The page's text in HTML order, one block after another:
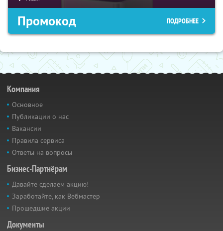
Промокод ПОДРОБНЕЕ
Компания
Основное
Публикации о нас
Вакансии
Правила сервиса
Ответы на вопросы
Бизнес-Партнёрам
Давайте сделаем акцию!
Заработайте, как Вебмастер
Прошедшие акции
Документы